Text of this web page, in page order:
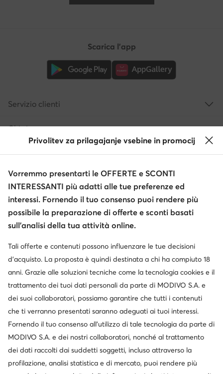
Cambia paese: Italia (IT)
Scarica l'app
Servizio clienti
Chi siamo
Informazioni
© escarpe.it 2026
Termini e condizioni
Modifica impostazioni
Informativa sulla privacy
Protezione dei dati
Privolitev za prilagajanje vsebine in promocij
Vorremmo presentarti le OFFERTE e SCONTI
INTERESSANTI più adatti alle tue preferenze ed
interessi. Fornendo il tuo consenso puoi rendere più
possibile la preparazione di offerte e sconti basati
sull’analisi della tua attività online.
Tali offerte e contenuti possono influenzare le tue decisioni
d’acquisto. La proposta è quindi destinata a chi ha compiuto 18
anni. Grazie alle soluzioni tecniche come la tecnologia cookies e il
trattamento dei tuoi dati personali da parte di MODIVO S.A. e
dei suoi collaboratori, possiamo garantire che tutti i contenuti
che ti verranno presentati saranno adeguati ai tuoi interessi.
Fornendo il tuo consenso all’utilizzo di tale tecnologia da parte di
MODIVO S.A. e dei nostri collaboratori, nonché al trattamento
dei dati raccolti dai suddetti soggetti, incluso attraverso la
profilazione, analisi statistica e di mercato, puoi rendere più